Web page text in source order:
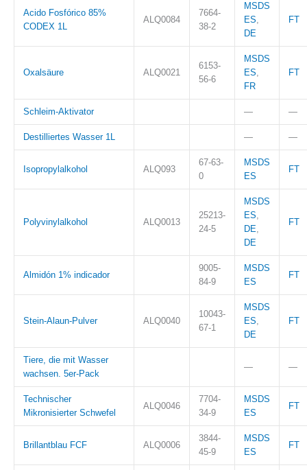
Acido Fosfórico 85%
CODEX 1L
ALQ0084
7664-
38-2
MSDS
ES,
DE
FT
Oxalsäure ALQ0021
6153-
56-6
MSDS
ES,
FR
FT
Schleim-Aktivator — —
Destilliertes Wasser 1L — —
Isopropylalkohol ALQ093
67-63-
0
MSDS
ES
FT
Polyvinylalkohol ALQ0013
25213-
24-5
MSDS
ES,
DE,
DE
FT
Almidón 1% indicador
9005-
84-9
MSDS
ES
FT
Stein-Alaun-Pulver ALQ0040
10043-
67-1
MSDS
ES,
DE
FT
Tiere, die mit Wasser
wachsen. 5er-Pack
— —
Technischer
Mikronisierter Schwefel
ALQ0046
7704-
34-9
MSDS
ES
FT
Brillantblau FCF ALQ0006
3844-
45-9
MSDS
ES
FT